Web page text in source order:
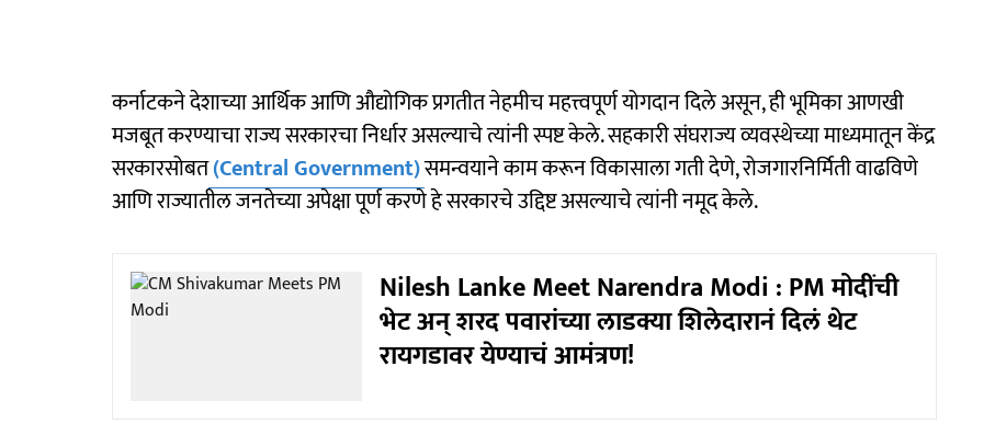
कर्नाटकने देशाच्या आर्थिक आणि औद्योगिक प्रगतीत नेहमीच महत्त्वपूर्ण योगदान दिले असून, ही भूमिका आणखी
मजबूत करण्याचा राज्य सरकारचा निर्धार असल्याचे त्यांनी स्पष्ट केले. सहकारी संघराज्य व्यवस्थेच्या माध्यमातून केंद्र
सरकारसोबत(Central Government)समन्वयाने काम करून विकासाला गती देणे, रोजगारनिर्मिती वाढविणे
आणि राज्यातील जनतेच्या अपेक्षा पूर्ण करणे हे सरकारचे उद्दिष्ट असल्याचे त्यांनी नमूद केले.
Nilesh Lanke Meet Narendra Modi : PM मोदींची
भेट अन् शरद पवारांच्या लाडक्या शिलेदारानं दिलं थेट
रायगडावर येण्याचं आमंत्रण!